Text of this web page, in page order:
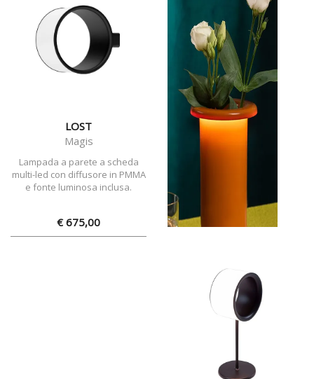
LOST
Magis
Lampada a parete a scheda
multi-led con diffusore in PMMA
e fonte luminosa inclusa.
€ 675,00